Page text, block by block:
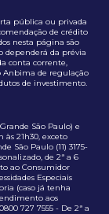
pública ou privada
de crédito
nesta página são
dependerá da prévia
conta corrente,
Anbima de regulação
de investimento.
São Paulo) e
às 21h30, exceto
São Paulo (11) 3175-
de 2ª a 6
ao Consumidor
Especiais
(caso já tenha
aos
727 7555 - De 2ª a